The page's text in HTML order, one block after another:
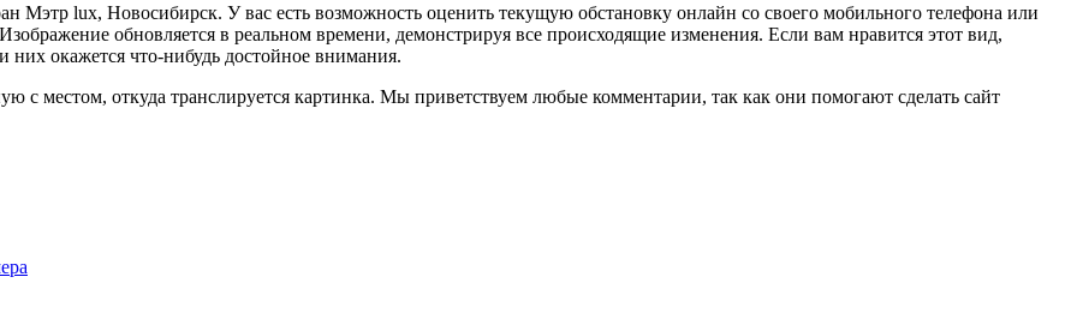
Мэтр lux, Новосибирск. У вас есть возможность оценить текущую обстановку онлайн со своего мобильного телефона или
обновляется в реальном времени, демонстрируя все происходящие изменения. Если вам нравится этот вид,
них окажется что-нибудь достойное внимания.
с местом, откуда транслируется картинка. Мы приветствуем любые комментарии, так как они помогают сделать сайт